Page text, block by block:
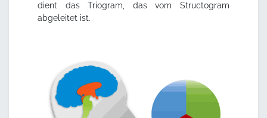
dient das Triogram, das vom Structogram
abgeleitet ist.